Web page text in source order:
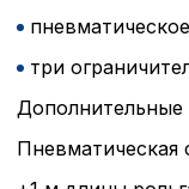
три
Дополнительные
Пневматическая